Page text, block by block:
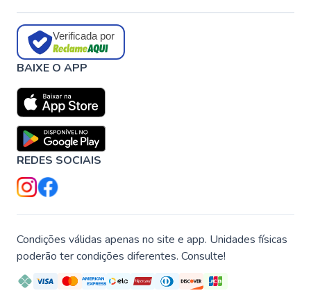
Verificada por
BAIXE O APP
REDES SOCIAIS
Condições válidas apenas no site e app. Unidades físicas
poderão ter condições diferentes. Consulte!